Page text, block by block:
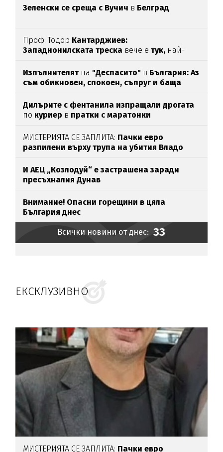
Зеленски се среща с Вучич в Белград
Проф. Тодор Кантарджиев:
Западнонилската треска вече етук, най-
Изпълнителятна "Деспасито" в България: Аз
съм обикновен, спокоен, съпруг и баща
Дилърите с фентанила изпращали дрогата
по куриер в пратки с маратонки
МИСТЕРИЯТА СЕ ЗАПЛИТА: Пачки евро
разпилени върху трупа на убития Владо
И АЕЦ „Козлодуй“ е застрашена заради
пресъхналия Дунав
Внимание! Опасни горещини в цяла
България днес
Всички новини от днес: 33
ЕКСКЛУЗИВНО
МИСТЕРИЯТА СЕ ЗАПЛИТА: Пачки евро